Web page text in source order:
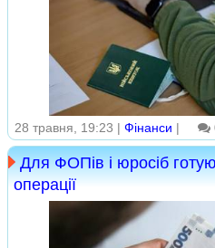
28 травня, 19:23 | Фінанси |
Для ФОПів і юросіб
операції